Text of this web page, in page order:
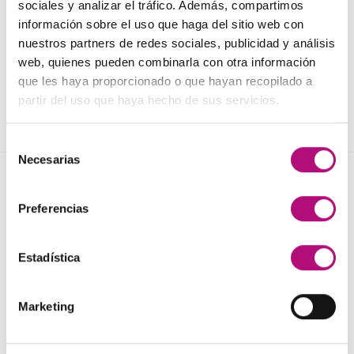
sociales y analizar el tráfico. Además, compartimos
información sobre el uso que haga del sitio web con
nuestros partners de redes sociales, publicidad y análisis
web, quienes pueden combinarla con otra información
que les haya proporcionado o que hayan recopilado a
partir del uso que haya hecho de sus servicios.
Necesarias
Preferencias
Estadística
Marketing
Mascarilla B-Refibre
Medavita
24,50€ (IVA incluido)
AÑADIR AL CARRITO
Elixir Nutrisusbtante
Medavita
29,50 € (IVA incluido)
AÑADIR AL CARRITO
137,00
Elisièr Tratamiento Instantaneo 50ml
precio precio